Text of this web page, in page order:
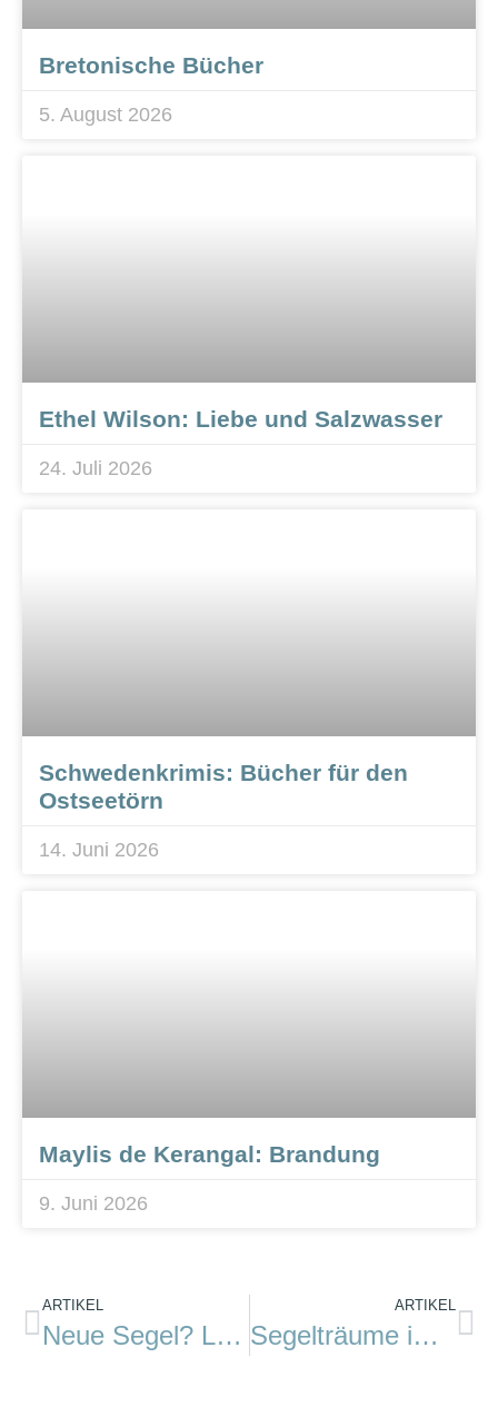
Bretonische Bücher
5. August 2026
Ethel Wilson: Liebe und Salzwasser
24. Juli 2026
Schwedenkrimis: Bücher für den
Ostseetörn
14. Juni 2026
Maylis de Kerangal: Brandung
9. Juni 2026
ARTIKEL
Neue Segel? Lohnt sich das, und ab wann?
ARTIKEL
Segelträume im Winter